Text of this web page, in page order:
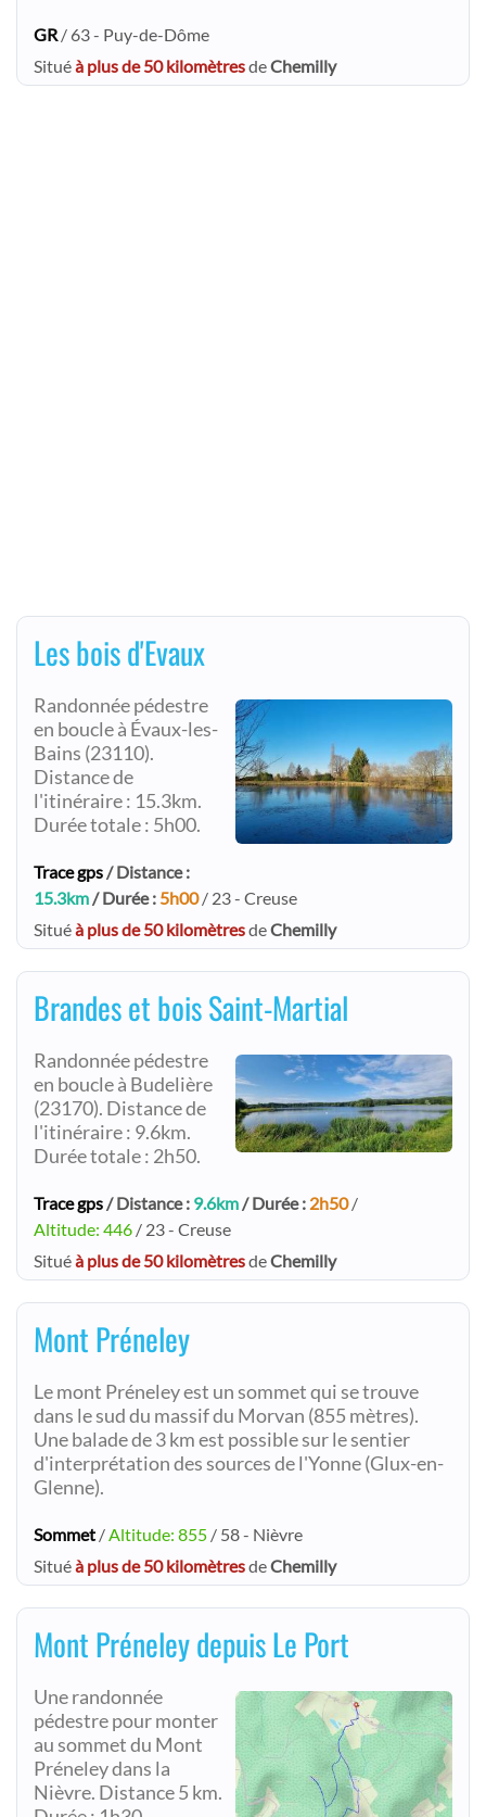
GR / 63 - Puy-de-Dôme
Situéà plus de 50 kilomètresdeChemilly
Les bois d'Evaux
Randonnée pédestre
en boucle à Évaux-les-
Bains (23110).
Distance de
l'itinéraire : 15.3km.
Durée totale : 5h00.
Trace gps/ Distance :
15.3km/ Durée : 5h00/ 23 - Creuse
Situéà plus de 50 kilomètresdeChemilly
Brandes et bois Saint-Martial
Randonnée pédestre
en boucle à Budelière
(23170). Distance de
l'itinéraire : 9.6km.
Durée totale : 2h50.
Trace gps/ Distance : 9.6km/ Durée : 2h50/
Altitude: 446 / 23 - Creuse
Situéà plus de 50 kilomètresdeChemilly
Mont Préneley
Le mont Préneley est un sommet qui se trouve
dans le sud du massif du Morvan (855 mètres).
Une balade de 3 km est possible sur le sentier
d'interprétation des sources de l'Yonne (Glux-en-
Glenne).
Sommet /Altitude: 855 / 58 - Nièvre
Situéà plus de 50 kilomètresdeChemilly
Mont Préneley depuis Le Port
Une randonnée
pédestre pour monter
au sommet du Mont
Préneley dans la
Nièvre. Distance 5 km.